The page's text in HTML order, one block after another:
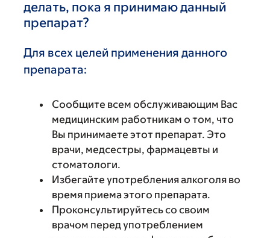
делать, пока я принимаю данный
препарат?
Для всех целей применения данного
препарата:
Сообщите всем обслуживающим Вас
медицинским работникам о том, что
Вы принимаете этот препарат. Это
врачи, медсестры, фармацевты и
стоматологи.
Избегайте употребления алкоголя во
время приема этого препарата.
Проконсультируйтесь со своим
врачом перед употреблением